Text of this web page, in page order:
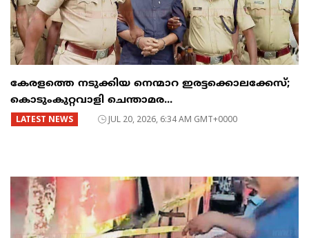
കേരളത്തെ നടുക്കിയ നെന്മാറ ഇരട്ടക്കൊലക്കേസ്;
കൊടുംകുറ്റവാളി ചെന്താമര...
LATEST NEWS JUL 20, 2026, 6:34 AM GMT+0000